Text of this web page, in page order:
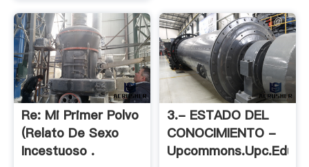
Re: Mi Primer Polvo
(Relato De Sexo
Incestuoso .
3.- ESTADO DEL
CONOCIMIENTO -
Upcommons.upc.edu